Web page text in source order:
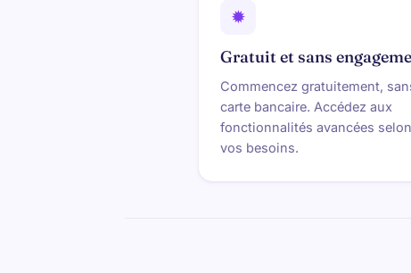
✹
Gratuit et sans
Commencez gratuitement,
carte bancaire. Accédez aux
fonctionnalités avancées selon
vos besoins.